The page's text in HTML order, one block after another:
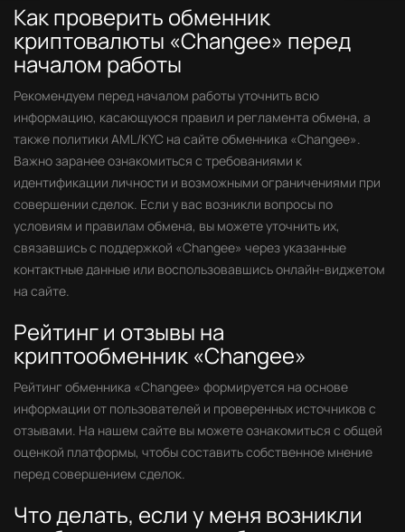
Как проверить обменник
криптовалюты «Changee» перед
началом работы
Рекомендуем перед началом работы уточнить всю
информацию, касающуюся правил и регламента обмена, а
также политики AML/KYC на сайте обменника «Changee».
Важно заранее ознакомиться с требованиями к
идентификации личности и возможными ограничениями при
совершении сделок. Если у вас возникли вопросы по
условиям и правилам обмена, вы можете уточнить их,
связавшись с поддержкой «Changee» через указанные
контактные данные или воспользовавшись онлайн-виджетом
на сайте.
Рейтинг и отзывы на
криптообменник «Changee»
Рейтинг обменника «Changee» формируется на основе
информации от пользователей и проверенных источников с
отзывами. На нашем сайте вы можете ознакомиться с общей
оценкой платформы, чтобы составить собственное мнение
перед совершением сделок.
Что делать, если у меня возникли